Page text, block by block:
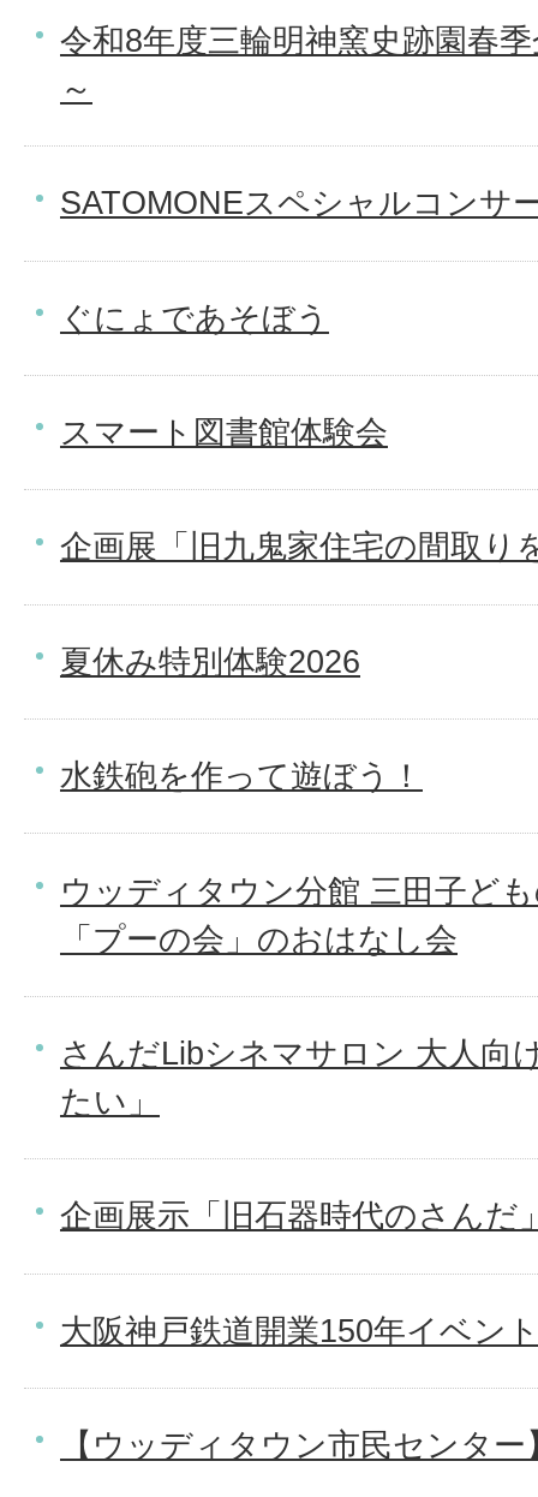
令和8年度三輪明神窯史跡園春
～
SATOMONEスペシャルコンサ
ぐにょであそぼう
スマート図書館体験会
企画展「旧九鬼家住宅の間取り
夏休み特別体験2026
水鉄砲を作って遊ぼう！
ウッディタウン分館 三田子ど
「プーの会」のおはなし会
さんだLibシネマサロン 大人向
たい」
企画展示「旧石器時代のさんだ
大阪神戸鉄道開業150年イベン
【ウッディタウン市民センタ